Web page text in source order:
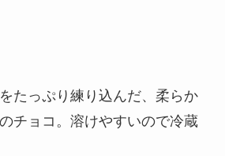
たっぷり練り込んだ、柔らか
チョコ。溶けやすいので冷蔵